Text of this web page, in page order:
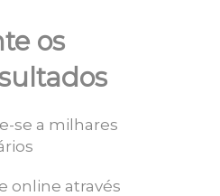
os
se a milhares
online através